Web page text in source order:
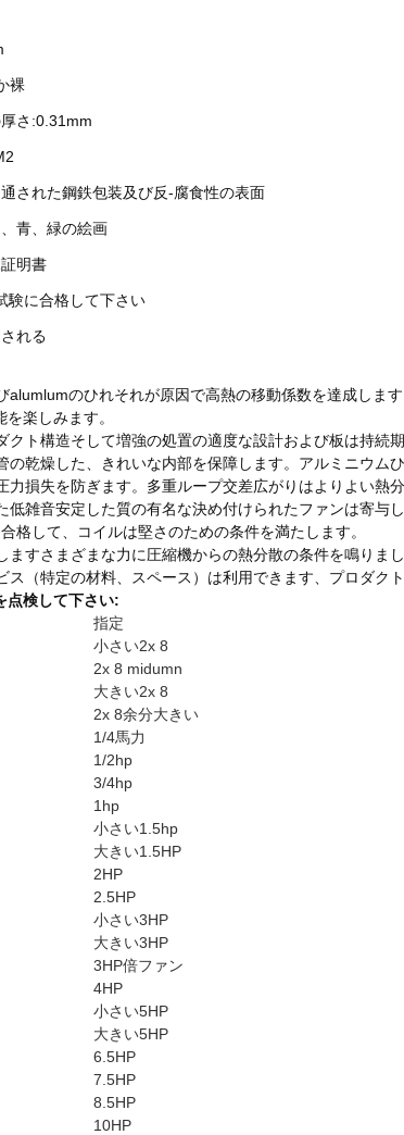
裸
さ:0.31mm
された鋼鉄包装及び反-腐食性の表面
青、緑の絵画
明書
験に合格して下さい
れる
alumlumのひれそれが原因で高熱の移動係数を達成しま
楽しみます。
ト構造そして増強の処置の適度な設計および板は持続
の乾燥した、きれいな内部を保障します。アルミニウム
損失を防ぎます。多重ループ交差広がりはよりよい熱
雑音安定した質の有名な決め付けられたファンは寄与
格して、コイルは堅さのための条件を満たします。
すさまざまな力に圧縮機からの熱分散の条件を鳴りまし
ス（特定の材料、スペース）は利用できます、プロダク
点検して下さい:
指定
小さい2x 8
2x 8 midumn
大きい2x 8
2x 8余分大きい
1/4馬力
1/2hp
3/4hp
1hp
小さい1.5hp
大きい1.5HP
2HP
2.5HP
小さい3HP
大きい3HP
3HP倍ファン
4HP
小さい5HP
大きい5HP
6.5HP
7.5HP
8.5HP
10HP